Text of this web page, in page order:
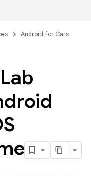
Android for Cars